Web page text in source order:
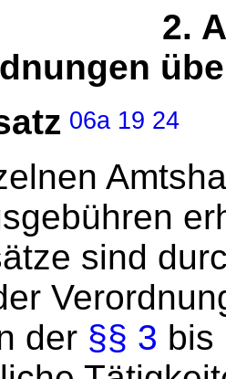
2.
06a 19 24
sind
der §§ 3 bis